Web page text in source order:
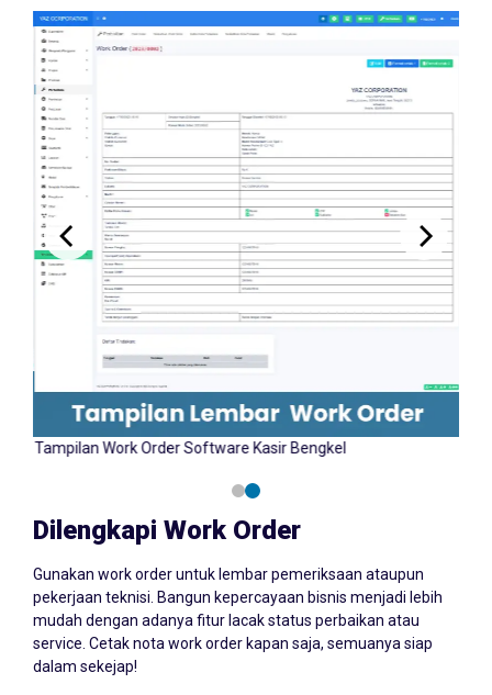
Tampilan Input Work Order Software Kasir Bengkel
Dilengkapi Work Order
Gunakan work order untuk lembar pemeriksaan ataupun
pekerjaan teknisi. Bangun kepercayaan bisnis menjadi lebih
mudah dengan adanya fitur lacak status perbaikan atau
service. Cetak nota work order kapan saja, semuanya siap